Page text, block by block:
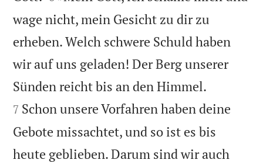
wage nicht, mein Gesicht zu dir zu
erheben. Welch schwere Schuld haben
wir auf uns geladen! Der Berg unserer
Sünden reicht bis an den Himmel.
7 Schon unsere Vorfahren haben deine
Gebote missachtet, und so ist es bis
heute geblieben. Darum sind wir auch